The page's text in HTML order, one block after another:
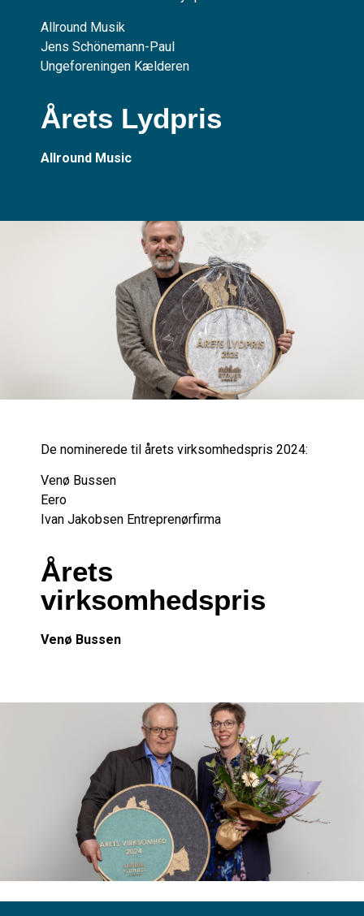
Allround Musik
Jens Schönemann-Paul
Ungeforeningen Kælderen
Årets Lydpris
Allround Music
De nominerede til årets virksomhedspris 2024:
Venø Bussen
Eero
Ivan Jakobsen Entreprenørfirma
Årets
virksomhedspris
Venø Bussen